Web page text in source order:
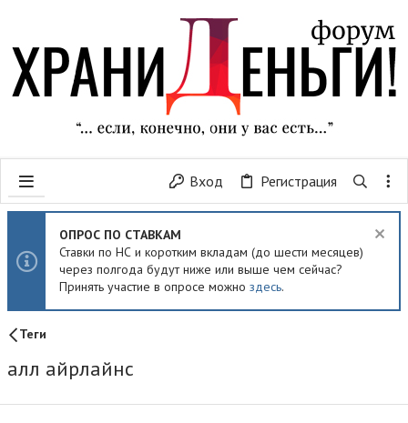
Вход Регистрация
ОПРОС ПО СТАВКАМ
Ставки по НС и коротким вкладам (до шести месяцев)
через полгода будут ниже или выше чем сейчас?
Принять участие в опросе можно здесь.
Теги
алл айрлайнс